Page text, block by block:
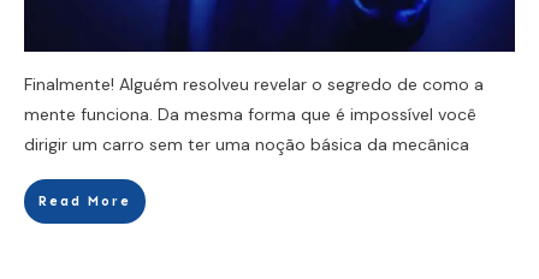
Finalmente! Alguém resolveu revelar o segredo de como a
mente funciona. Da mesma forma que é impossível você
dirigir um carro sem ter uma noção básica da mecânica
Read More